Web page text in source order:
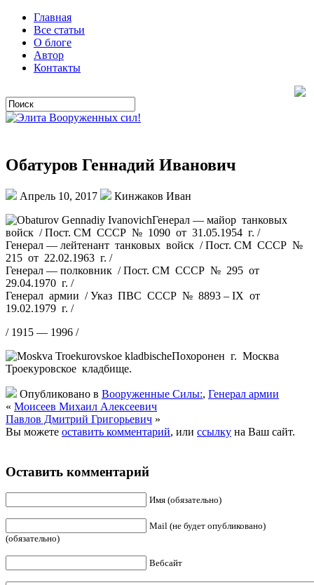
Главная
Все статьи
О блоге
Автор
Контакты
Обатуров Геннадий Иванович
Апрель 10, 2017
Кинжаков Иван
Генерал — майор танковых
войск / Пост. СМ СССР № 1090 от 31.05.1954 г. /
Генерал — лейтенант танковых войск / Пост. СМ СССР №
215 от 22.02.1963 г. /
Генерал — полковник / Пост. СМ СССР № 295 от
29.04.1970 г. /
Генерал армии / Указ ПВС СССР № 8893 – IX от
19.02.1979 г. /
/ 1915 — 1996 /
Похоронен г. Москва
Троекуровское кладбище.
Опубликовано в Вооруженные Силы:, Генерал армии
« Моисеев Михаил Алексеевич
Павлов Дмитрий Григорьевич »
Вы можете оставить комментарий, или ссылку на Ваш сайт.
Оставить комментарий
Имя (обязательно)
Mail (не будет опубликовано)
(обязательно)
Вебсайт